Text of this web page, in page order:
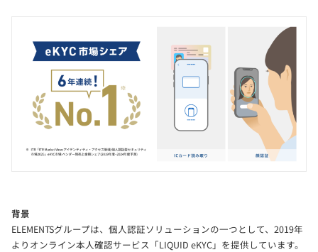
背景
ELEMENTSグループは、個人認証ソリューションの一つとして、2019年
よりオンライン本人確認サービス「LIQUID eKYC」を提供しています。